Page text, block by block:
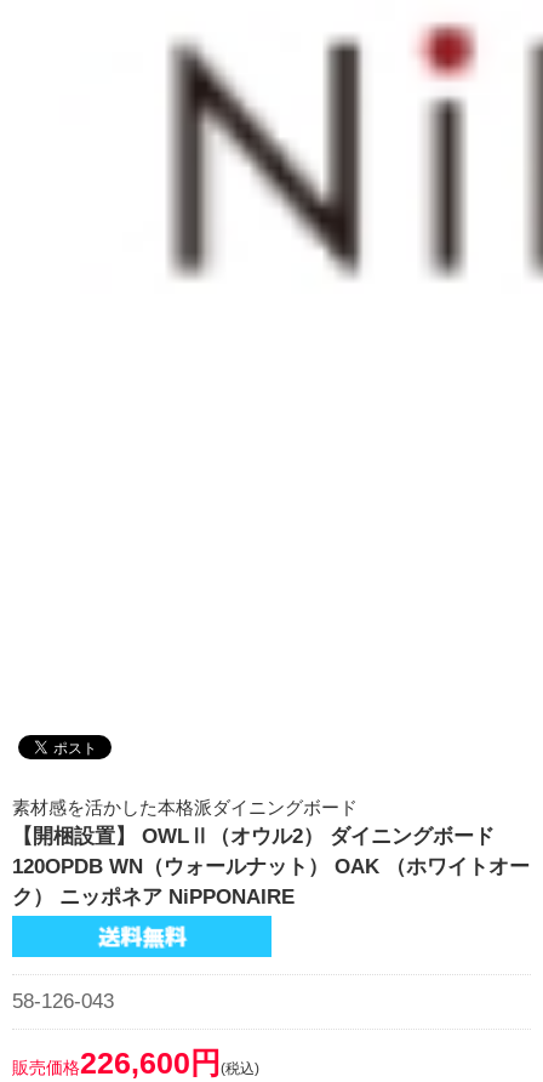
素材感を活かした本格派ダイニングボード
【開梱設置】 OWLⅡ（オウル2） ダイニングボード
120OPDB WN（ウォールナット） OAK （ホワイトオー
ク） ニッポネア NiPPONAIRE
58-126-043
販売価格226,600円 (税込)